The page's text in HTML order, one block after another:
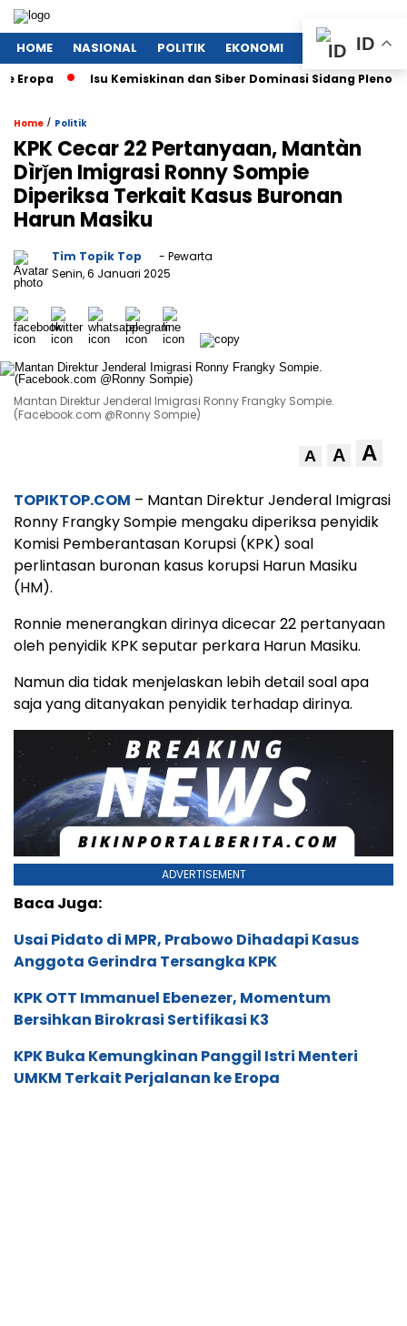
HOME NASIONAL POLITIK EKONOMI MEGAPOLITAN
Isu Kemiskinan dan Siber Dominasi Sidang Pleno KTT
Home / Politik
KPK Cecar 22 Pertanyaan, Mantàn
Dìrǰen Imigrasi Ronny Sompie
Diperiksa Terkait Kasus Buronan
Harun Masiku
Tim Topik Top
- Pewarta
Senin, 6 Januari 2025
Mantan Direktur Jenderal Imigrasi Ronny Frangky Sompie.
(Facebook.com @Ronny Sompie)
A A A
TOPIKTOP.COM – Mantan Direktur Jenderal Imigrasi
Ronny Frangky Sompie mengaku diperiksa penyidik
Komisi Pemberantasan Korupsi (KPK) soal
perlintasan buronan kasus korupsi Harun Masiku
(HM).
Ronnie menerangkan dirinya dicecar 22 pertanyaan
oleh penyidik KPK seputar perkara Harun Masiku.
Namun dia tidak menjelaskan lebih detail soal apa
saja yang ditanyakan penyidik terhadap dirinya.
ADVERTISEMENT
Baca Juga:
Usai Pidato di MPR, Prabowo Dihadapi Kasus
Anggota Gerindra Tersangka KPK
KPK OTT Immanuel Ebenezer, Momentum
Bersihkan Birokrasi Sertifikasi K3
KPK Buka Kemungkinan Panggil Istri Menteri
UMKM Terkait Perjalanan ke Eropa
ID